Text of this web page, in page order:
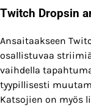
Twitch Dropsin
Ansaitaakseen
osallistuvaa
vaihdella
tyypillisesti
Katsojien on myös